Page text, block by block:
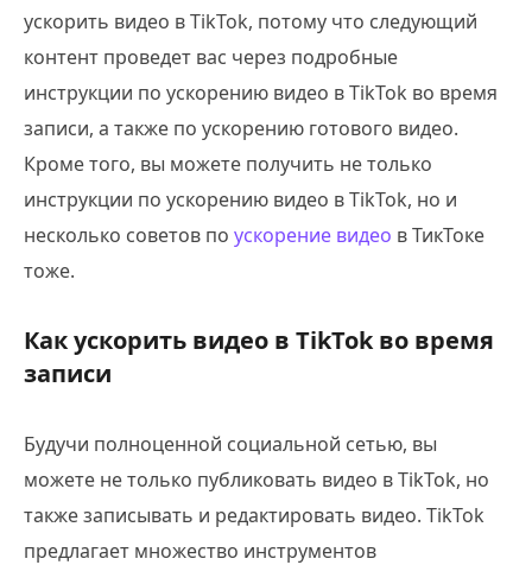
ускорить видео в TikTok, потому что следующий
контент проведет вас через подробные
инструкции по ускорению видео в TikTok во время
записи, а также по ускорению готового видео.
Кроме того, вы можете получить не только
инструкции по ускорению видео в TikTok, но и
несколько советов по ускорение видео в ТикТоке
тоже.
Как ускорить видео в TikTok во время
записи
Будучи полноценной социальной сетью, вы
можете не только публиковать видео в TikTok, но
также записывать и редактировать видео. TikTok
предлагает множество инструментов